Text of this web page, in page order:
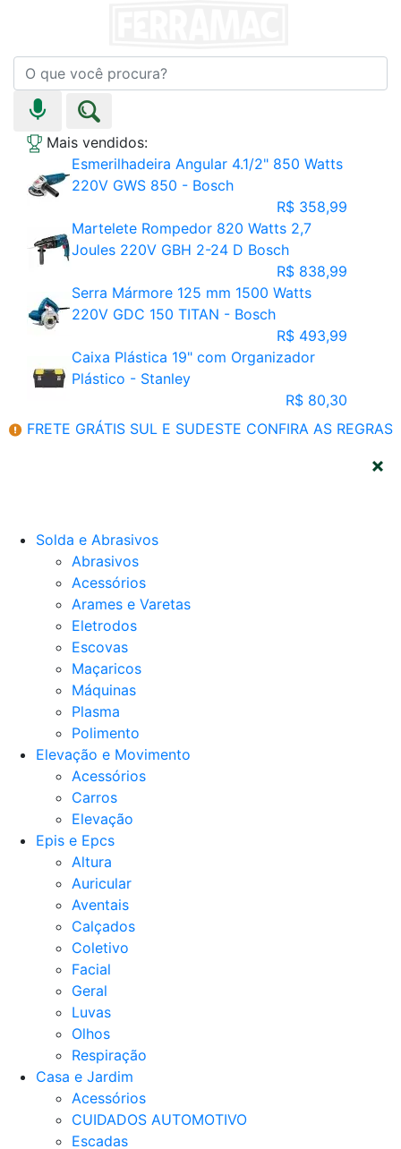
Mais vendidos:
Esmerilhadeira Angular 4.1/2" 850 Watts
220V GWS 850 - Bosch
R$ 358,99
Martelete Rompedor 820 Watts 2,7
Joules 220V GBH 2-24 D Bosch
R$ 838,99
Serra Mármore 125 mm 1500 Watts
220V GDC 150 TITAN - Bosch
R$ 493,99
Caixa Plástica 19" com Organizador
Plástico - Stanley
R$ 80,30
FRETE GRÁTIS SUL E SUDESTE CONFIRA AS REGRAS
Solda e Abrasivos
Abrasivos
Acessórios
Arames e Varetas
Eletrodos
Escovas
Maçaricos
Máquinas
Plasma
Polimento
Elevação e Movimento
Acessórios
Carros
Elevação
Epis e Epcs
Altura
Auricular
Aventais
Calçados
Coletivo
Facial
Geral
Luvas
Olhos
Respiração
Casa e Jardim
Acessórios
CUIDADOS AUTOMOTIVO
Escadas